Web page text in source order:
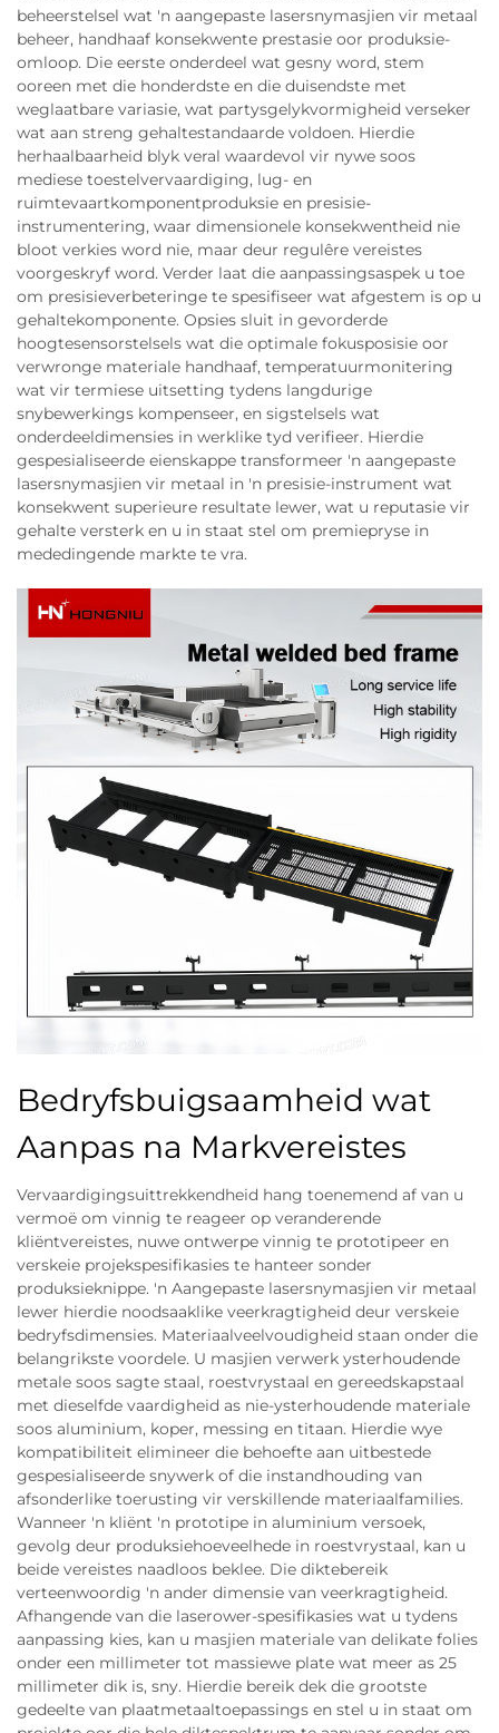
beheerstelsel wat 'n aangepaste lasersnymasjien vir metaal
beheer, handhaaf konsekwente prestasie oor produksie-
omloop. Die eerste onderdeel wat gesny word, stem
ooreen met die honderdste en die duisendste met
weglaatbare variasie, wat partysgelykvormigheid verseker
wat aan streng gehaltestandaarde voldoen. Hierdie
herhaalbaarheid blyk veral waardevol vir nywe soos
mediese toestelvervaardiging, lug- en
ruimtevaartkomponentproduksie en presisie-
instrumentering, waar dimensionele konsekwentheid nie
bloot verkies word nie, maar deur regulêre vereistes
voorgeskryf word. Verder laat die aanpassingsaspek u toe
om presisieverbeteringe te spesifiseer wat afgestem is op u
gehaltekomponente. Opsies sluit in gevorderde
hoogtesensorstelsels wat die optimale fokusposisie oor
verwronge materiale handhaaf, temperatuurmonitering
wat vir termiese uitsetting tydens langdurige
snybewerkings kompenseer, en sigstelsels wat
onderdeeldimensies in werklike tyd verifieer. Hierdie
gespesialiseerde eienskappe transformeer 'n aangepaste
lasersnymasjien vir metaal in 'n presisie-instrument wat
konsekwent superieure resultate lewer, wat u reputasie vir
gehalte versterk en u in staat stel om premiepryse in
mededingende markte te vra.
Bedryfsbuigsaamheid wat
Aanpas na Markvereistes
Vervaardigingsuittrekkendheid hang toenemend af van u
vermoë om vinnig te reageer op veranderende
kliëntvereistes, nuwe ontwerpe vinnig te prototipeer en
verskeie projekspesifikasies te hanteer sonder
produksieknippe. 'n Aangepaste lasersnymasjien vir metaal
lewer hierdie noodsaaklike veerkragtigheid deur verskeie
bedryfsdimensies. Materiaalveelvoudigheid staan onder die
belangrikste voordele. U masjien verwerk ysterhoudende
metale soos sagte staal, roestvrystaal en gereedskapstaal
met dieselfde vaardigheid as nie-ysterhoudende materiale
soos aluminium, koper, messing en titaan. Hierdie wye
kompatibiliteit elimineer die behoefte aan uitbestede
gespesialiseerde snywerk of die instandhouding van
afsonderlike toerusting vir verskillende materiaalfamilies.
Wanneer 'n kliënt 'n prototipe in aluminium versoek,
gevolg deur produksiehoeveelhede in roestvrystaal, kan u
beide vereistes naadloos beklee. Die diktebereik
verteenwoordig 'n ander dimensie van veerkragtigheid.
Afhangende van die laserower-spesifikasies wat u tydens
aanpassing kies, kan u masjien materiale van delikate folies
onder een millimeter tot massiewe plate wat meer as 25
millimeter dik is, sny. Hierdie bereik dek die grootste
gedeelte van plaatmetaaltoepassings en stel u in staat om